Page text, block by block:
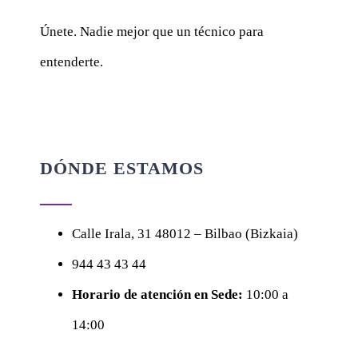
Únete. Nadie mejor que un técnico para
entenderte.
DÓNDE ESTAMOS
Calle Irala, 31 48012 – Bilbao (Bizkaia)
944 43 43 44
Horario de atención en Sede: 10:00 a
14:00